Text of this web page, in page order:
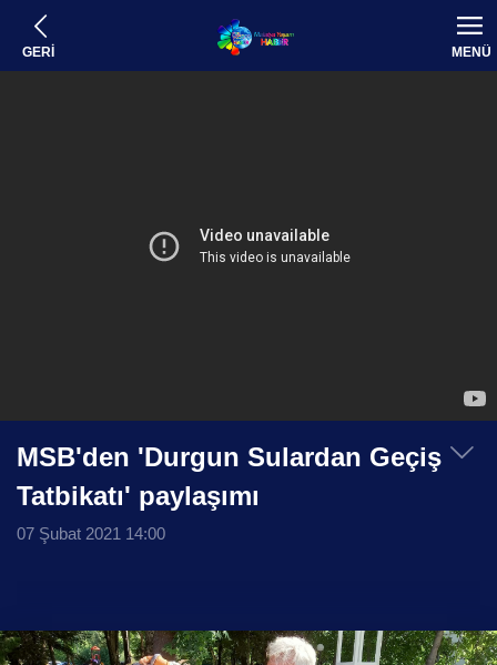
GERİ MENÜ
MSB'den 'Durgun Sulardan Geçiş
Tatbikatı' paylaşımı
07 Şubat 2021 14:00
Yorumlar (0)